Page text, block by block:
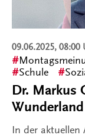
09.06.2025, 08:00
Schule
Dr. Markus
Wunderland
In der aktuellen